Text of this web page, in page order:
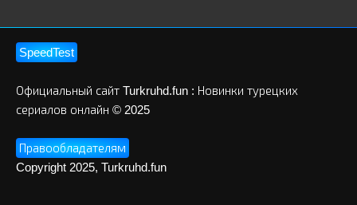
SpeedTest
Официальный сайт Turkruhd.fun : Новинки турецких
сериалов онлайн © 2025
Правообладателям
Copyright 2025, Turkruhd.fun